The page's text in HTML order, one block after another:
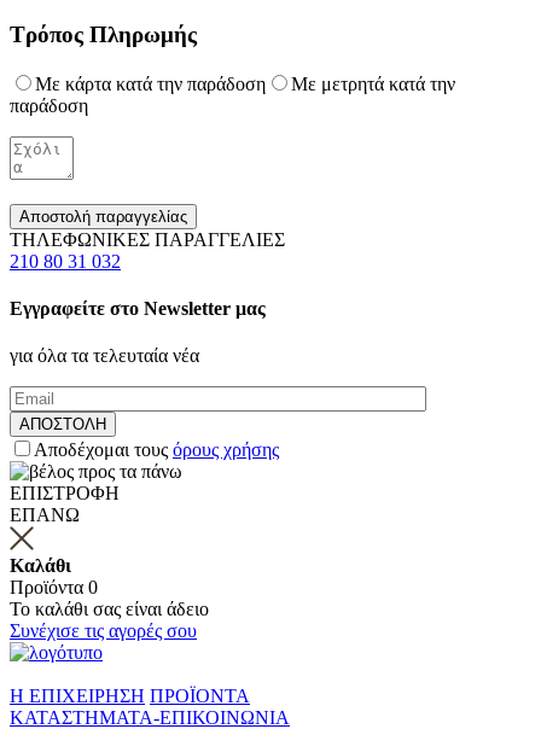
Τρόπος Πληρωμής
Με κάρτα κατά την παράδοση
Με μετρητά κατά την
παράδοση
Αποστολή παραγγελίας
ΤΗΛΕΦΩΝΙΚΕΣ ΠΑΡΑΓΓΕΛΙΕΣ
210 80 31 032
Εγγραφείτε στο Newsletter μας
για όλα τα τελευταία νέα
Αποδέχομαι τους όρους χρήσης
ΕΠΙΣΤΡΟΦΗ
ΕΠΑΝΩ
Καλάθι
Προϊόντα 0
Το καλάθι σας είναι άδειο
Συνέχισε τις αγορές σου
Η ΕΠΙΧΕΙΡΗΣΗ ΠΡΟΪΟΝΤΑ
ΚΑΤΑΣΤΗΜΑΤΑ-ΕΠΙΚΟΙΝΩΝΙΑ